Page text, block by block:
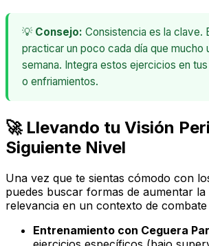
💡 Consejo: Consistencia es la clave.
practicar un poco cada día que mucho
semana. Integra estos ejercicios en
o enfriamientos.
🚀 Llevando tu Visión
Siguiente Nivel
Una vez que te sientas cómodo con
puedes buscar formas de aumentar
relevancia en un contexto de combate
Entrenamiento con Ceguera